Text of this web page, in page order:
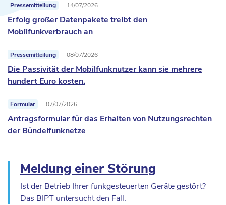
Pressemitteilung 14/07/2026
Erfolg großer Datenpakete treibt den
Mobilfunkverbrauch an
Pressemitteilung 08/07/2026
Die Passivität der Mobilfunknutzer kann sie mehrere
hundert Euro kosten.
Formular 07/07/2026
Antragsformular für das Erhalten von Nutzungsrechten
der Bündelfunknetze
Meldung einer Störung
Ist der Betrieb Ihrer funkgesteuerten Geräte gestört?
Das BIPT untersucht den Fall.